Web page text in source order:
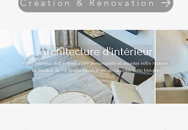
Création & Rénovation